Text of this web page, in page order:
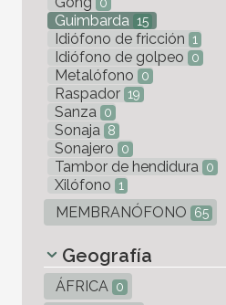
Guimbarda 15
Idiófono de fricción 1
Idiófono de golpeo 0
Metalófono 0
Raspador 19
Sanza 0
Sonaja 8
Sonajero 0
Tambor de hendidura 0
Xilófono 1
MEMBRANÓFONO 65
Geografía
ÁFRICA 0